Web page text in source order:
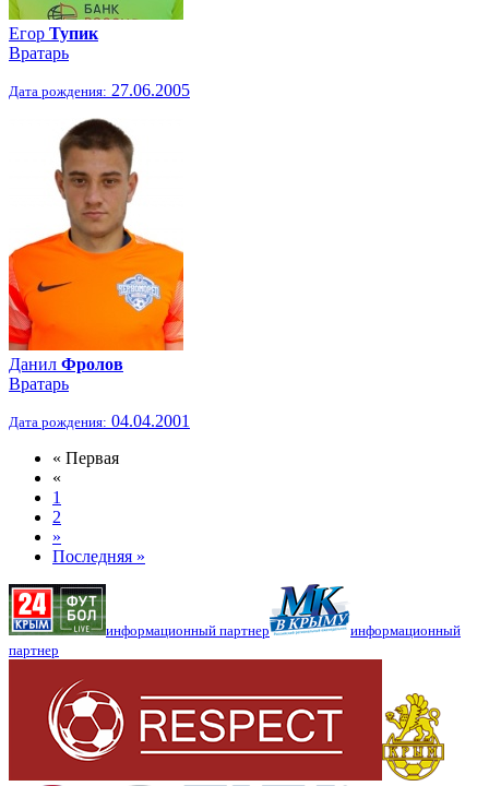
Егор Тупик
Вратарь
Дата рождения: 27.06.2005
Данил Фролов
Вратарь
Дата рождения: 04.04.2001
« Первая
«
1
2
»
Последняя »
информационный партнер
информационный
партнер